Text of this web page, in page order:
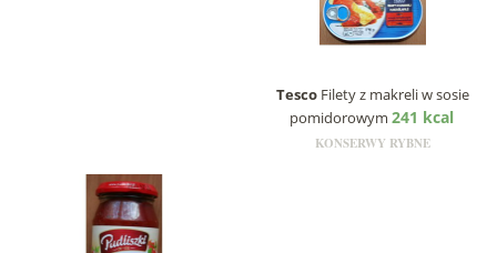
Tesco Filety z makreli w sosie
pomidorowym 241 kcal
KONSERWY RYBNE